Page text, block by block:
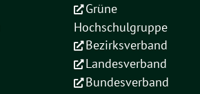
Grüne
Hochschulgruppe
Bezirksverband
Landesverband
Bundesverband